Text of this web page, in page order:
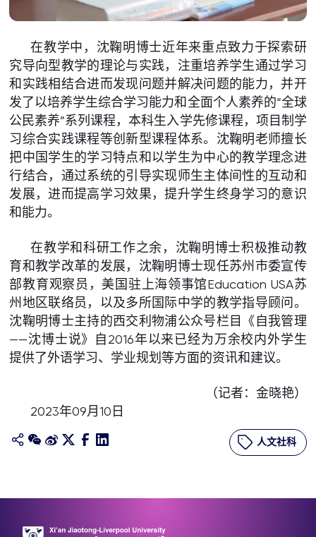
在教学中，沈鞠明博士近年来重点致力于探索研
究导向型教学的理论与实践，注重培养学生通过学习
和实践相结合进而发现问题并解决问题的能力，并开
发了以培养学生综合学习能力和全面个人素养的“全球
公民素养”系列课程，本科生入学先修课程，项目制学
习综合实践课程等创新型课程体系。沈鞠明老师擅长
把中国学生的学习特点和以学生为中心的教学理念进
行结合，通过系统的引导实现师生主体间性的互动和
发展，进而提高学习效果，提升学生终身学习的意识
和能力。
在教学和科研工作之余，沈鞠明博士积极推动教
育和教学改革的发展，沈鞠明博士现任苏州市委宣传
部教育观察员，美国驻上海领事馆Education USA苏
州地区联络员，以及多所国际中学的教学指导顾问。
沈鞠明博士主持的西交利物浦公众号栏目《自我管理
——沈博士说》自2016年以来已经为万余校内外学生
提供了外语学习、学业规划等方面的资讯和建议。
（记者：金晓艳）
2023年09月10日
人文社科